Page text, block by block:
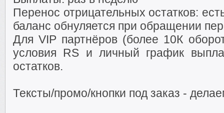
Перенос отрицательных остатков:
баланс обнуляется при обращении
Для VIP партнёров (более 10К
условия RS и личный график
остатков.
Тексты/промо/кнопки под заказ -